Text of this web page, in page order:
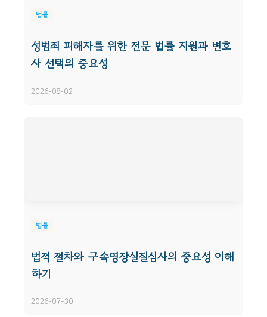
법률
성범죄 피해자를 위한 전문 법률 지원과 변호
사 선택의 중요성
2026-08-02
법률
법적 절차와 구속영장실질심사의 중요성 이해
하기
2026-07-30